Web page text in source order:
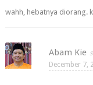
wahh, hebatnya diorang.
Abam Kie
December 7,